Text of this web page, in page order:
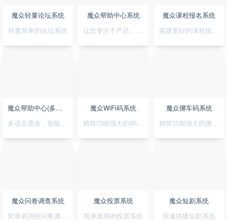
魔众轻量论坛系统
轻量简单的论坛系统
魔众帮助中心系统
让您专注于产品，无需为帮助中心的建设担忧
魔众课程报名系统
搭建更好的课程报名系统
魔众帮助中心(多语言)系统
多语言通途，智能助您，轻松搭建无障碍帮助系统
魔众WiFi码系统
精简功能强大的WiFi码小程序
魔众挪车码系统
精简功能强大的挪车码小程序
魔众问卷调查系统
简单易用的问卷调查系统
魔众投票系统
简单易用的投票系统
魔众短剧系统
快速搭建短剧系统